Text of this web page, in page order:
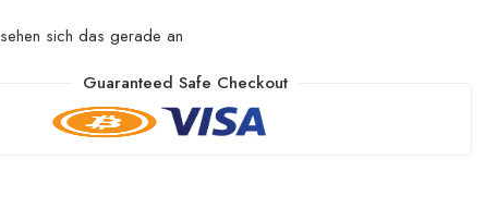
sehen sich das gerade an
Guaranteed Safe Checkout